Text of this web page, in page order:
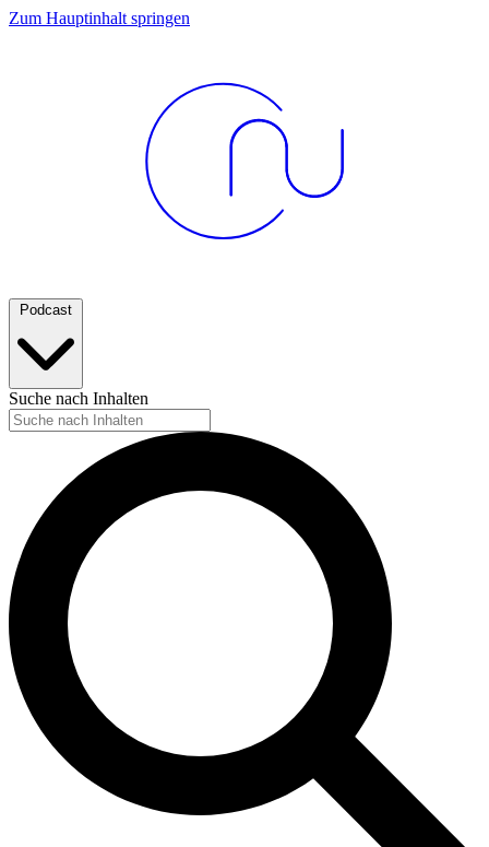
Zum Hauptinhalt springen
Podcast
Suche nach Inhalten